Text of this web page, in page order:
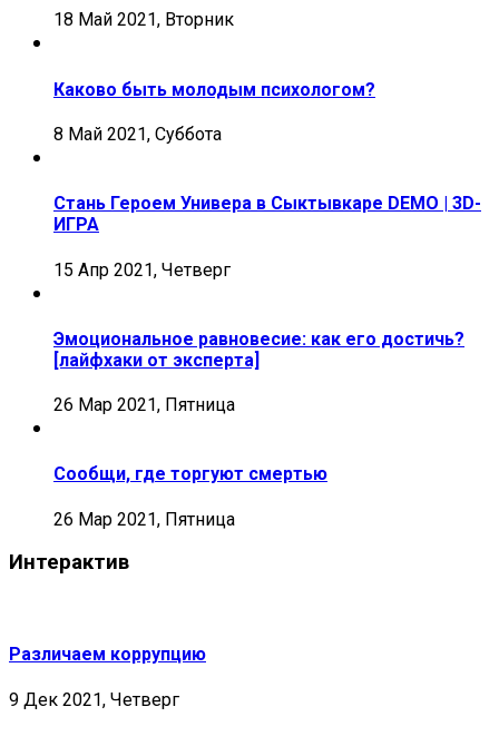
18 Май 2021, Вторник
Каково быть молодым психологом?
8 Май 2021, Суббота
Стань Героем Универа в Сыктывкаре DEMO | 3D-
ИГРА
15 Апр 2021, Четверг
Эмоциональное равновесие: как его достичь?
[лайфхаки от эксперта]
26 Мар 2021, Пятница
Сообщи, где торгуют смертью
26 Мар 2021, Пятница
Интерактив
Различаем коррупцию
9 Дек 2021, Четверг